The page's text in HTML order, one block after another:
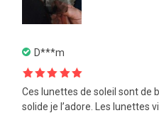
D***m
Note 5sur
5
Ces lunettes de soleil sont de
solide je l’adore. Les lunettes